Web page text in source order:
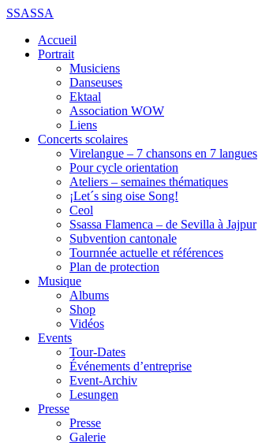
SSASSA
Accueil
Portrait
Musiciens
Danseuses
Ektaal
Association WOW
Liens
Concerts scolaires
Virelangue – 7 chansons en 7 langues
Pour cycle orientation
Ateliers – semaines thématiques
¡Let´s sing oise Song!
Ceol
Ssassa Flamenca – de Sevilla à Jajpur
Subvention cantonale
Tournnée actuelle et références
Plan de protection
Musique
Albums
Shop
Vidéos
Events
Tour-Dates
Événements d’entreprise
Event-Archiv
Lesungen
Presse
Presse
Galerie